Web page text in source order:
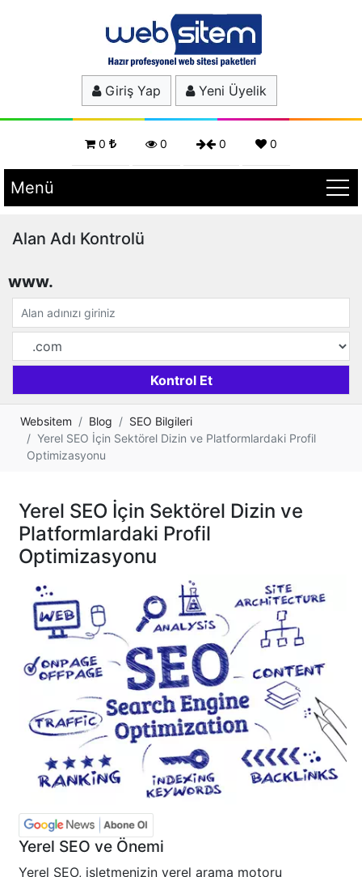
Giriş Yap Yeni Üyelik
0 0 0 0
Menü
Alan Adı Kontrolü
www.
Websitem Blog
SEO Bilgileri
Yerel SEO İçin Sektörel Dizin ve Platformlardaki Profil
Optimizasyonu
Yerel SEO İçin Sektörel Dizin ve
Platformlardaki Profil
Optimizasyonu
Yerel SEO ve Önemi
Yerel SEO, işletmenizin yerel arama motoru